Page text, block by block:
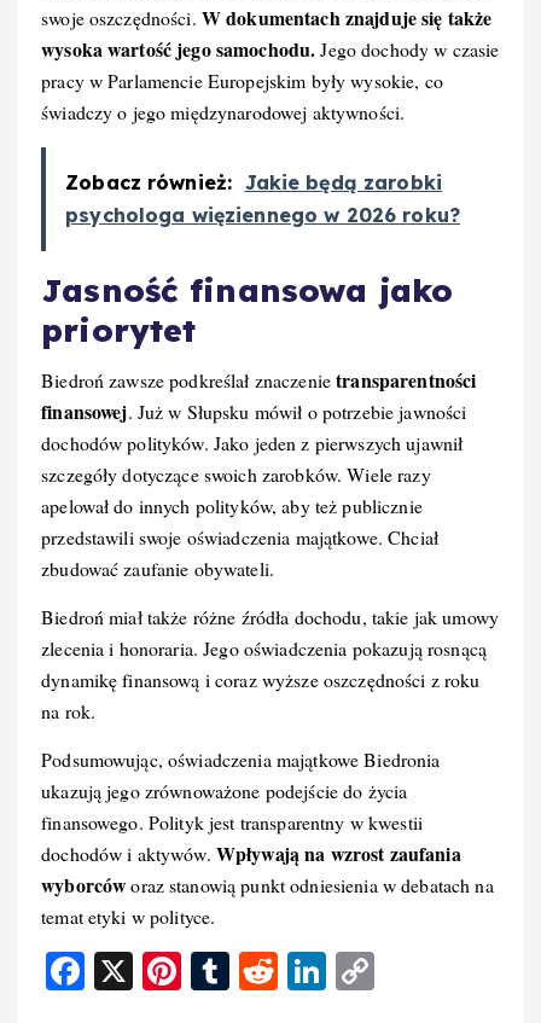
swoje oszczędności. W dokumentach znajduje się także
wysoka wartość jego samochodu.Jego dochody w czasie
pracy w Parlamencie Europejskim były wysokie, co
świadczy o jego międzynarodowej aktywności.
Zobacz również: Jakie będą zarobki
psychologa więziennego w 2026 roku?
Jasność finansowa jako
priorytet
Biedroń zawsze podkreślał znaczenietransparentności
finansowej. Już w Słupsku mówił o potrzebie jawności
dochodów polityków. Jako jeden z pierwszych ujawnił
szczegóły dotyczące swoich zarobków. Wiele razy
apelował do innych polityków, aby też publicznie
przedstawili swoje oświadczenia majątkowe. Chciał
zbudować zaufanie obywateli.
Biedroń miał także różne źródła dochodu, takie jak umowy
zlecenia i honoraria. Jego oświadczenia pokazują rosnącą
dynamikę finansową i coraz wyższe oszczędności z roku
na rok.
Podsumowując, oświadczenia majątkowe Biedronia
ukazują jego zrównoważone podejście do życia
finansowego. Polityk jest transparentny w kwestii
dochodów i aktywów. Wpływają na wzrost zaufania
wyborcóworaz stanowią punkt odniesienia w debatach na
temat etyki w polityce.
F
X
Pi T
R
Li